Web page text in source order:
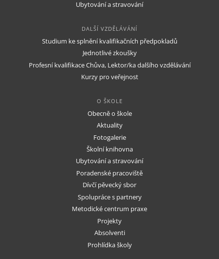
Ubytování a stravování
DALŠÍ VZDĚLÁVÁNÍ
Studium ke splnění kvalifikačních předpokladů
Jednotlivé zkoušky
Profesní kvalifikace Chůva, Lektor/ka dalšího vzdělávání
Kurzy pro veřejnost
O ŠKOLE
Obecně o škole
Aktuality
Fotogalerie
Školní knihovna
Ubytování a stravování
Poradenské pracoviště
Dívčí pěvecký sbor
Spolupráce s partnery
Metodické centrum praxe
Projekty
Absolventi
Prohlídka školy